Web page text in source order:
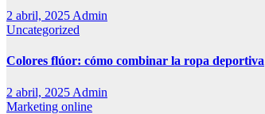
2 abril, 2025 Admin
Uncategorized
Colores flúor: cómo combinar la ropa deportiva
2 abril, 2025 Admin
Marketing online